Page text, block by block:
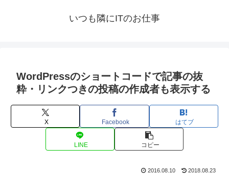
いつも隣にITのお仕事
WordPressのショートコードで記事の抜
粋・リンクつきの投稿の作成者も表示する
X Facebook はてブ
LINE コピー
2016.08.10 2018.08.23